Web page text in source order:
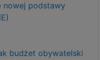
nowej podstawy
budżet obywatelski